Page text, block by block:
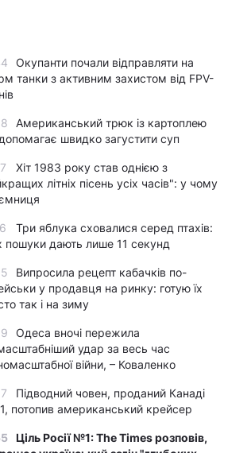
Окупанти почали відправляти на
танки з активним захистом від FPV-
Американський трюк із картоплею
швидко загустити суп
Хіт 1983 року став однією з
літніх пісень усіх часів": у чому
Три яблука сховалися серед птахів:
пошуки дають лише 11 секунд
Випросила рецепт кабачків по-
у продавця на ринку: готую їх
так і на зиму
Одеса вночі пережила
удар за весь час
війни, – Коваленко
Підводний човен, проданий Канаді
потопив американський крейсер
Ціль Росії №1: The Times розповів,